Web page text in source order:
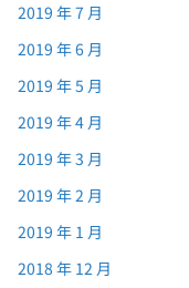
2019 年 7 月
2019 年 6 月
2019 年 5 月
2019 年 4 月
2019 年 3 月
2019 年 2 月
2019 年 1 月
2018 年 12 月